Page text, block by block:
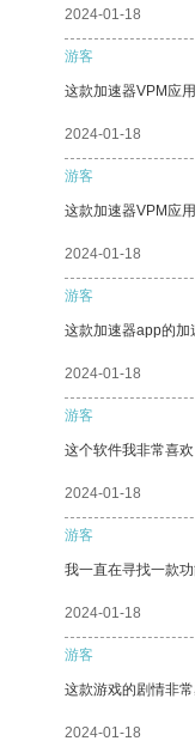
2024-01-18
游客
这款加速器VPM应
2024-01-18
游客
这款加速器VPM应
2024-01-18
游客
这款加速器app的加
2024-01-18
游客
这个软件我非常喜欢
2024-01-18
游客
我一直在寻找一款
2024-01-18
游客
这款游戏的剧情非
2024-01-18